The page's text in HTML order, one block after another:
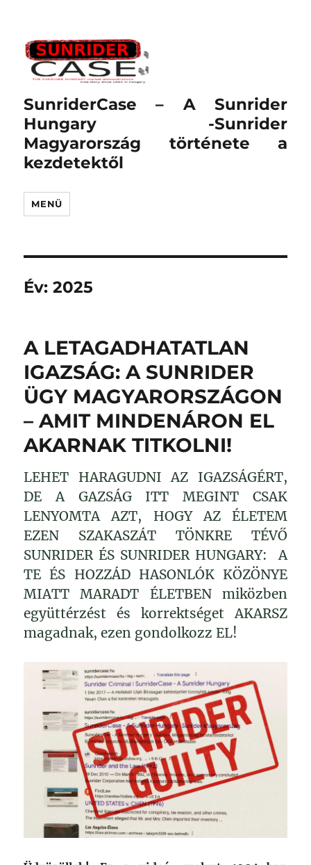
SunriderCase – A Sunrider
Hungary -Sunrider
Magyarország története a
kezdetektől
MENÜ
Év:2025
A LETAGADHATATLAN
IGAZSÁG: A SUNRIDER
ÜGY MAGYARORSZÁGON
– AMIT MINDENÁRON EL
AKARNAK TITKOLNI!
LEHET HARAGUDNI AZ IGAZSÁGÉRT,
DE A GAZSÁG ITT MEGINT CSAK
LENYOMTA AZT, HOGY AZ ÉLETEM
EZEN SZAKASZÁT TÖNKRE TÉVŐ
SUNRIDER ÉS SUNRIDER HUNGARY: A
TE ÉS HOZZÁD HASONLÓK KÖZÖNYE
MIATT MARADT ÉLETBEN miközben
együttérzést és korrektséget AKARSZ
magadnak, ezen gondolkozz EL!